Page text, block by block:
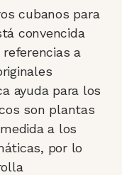
cubanos para
convencida
a
ayuda para los
son plantas
a los
por lo